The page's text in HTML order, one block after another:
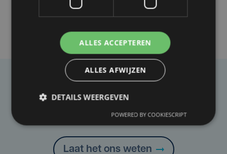
Heb je een taal- of schrijffout opgemerkt in dit
artikel?
Laat het ons weten
ALLES ACCEPTEREN
ALLES AFWIJZEN
DETAILS WEERGEVEN
POWERED BY COOKIESCRIPT